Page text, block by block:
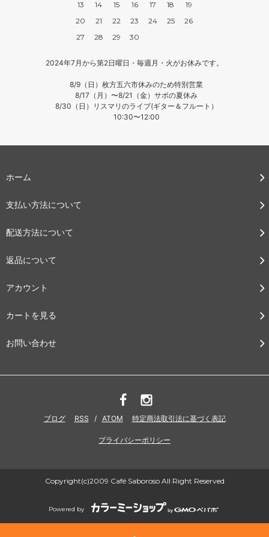
13
14 15 16 17 18
19
20
21 22 23 24 25
26
27
28 29 30
2024年7月から第2日曜日・毎週月・火がお休みです。
8/9（日）枚方五六市休みのため特別営業
8/17（月）〜8/21（金）サボの夏休み
8/30（日）リスマリのライブ(ギター＆フルート）
10:30〜12:00
ホーム
支払い方法について
配送方法について
返品について
アカウント
カートを見る
お問い合わせ
ブログ RSS / ATOM 特定商法取引法に基づく表記
プライバシーポリシー
Copyright(c)2009 Café Saboroso All Right Reserved
Powered by